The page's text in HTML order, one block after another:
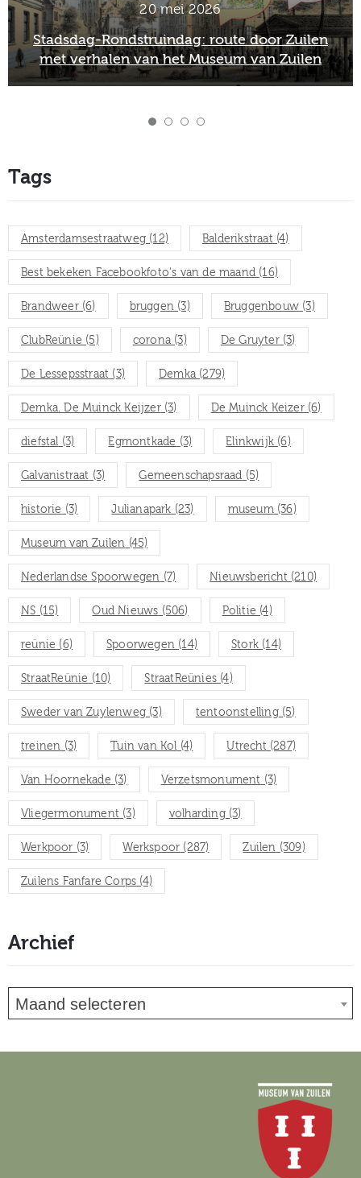
2 maart 2026
Officieel afscheid Wim van Scharenburg als
directeur van het Museum van Zuilen
Tags
Amsterdamsestraatweg (12) Balderikstraat(4)
Best bekeken Facebookfoto's van de maand (16)
Brandweer(6) bruggen (3) Bruggenbouw (3)
ClubReünie (5) corona (3) De Gruyter(3)
De Lessepsstraat (3) Demka (279)
Demka. De Muinck Keijzer(3) De Muinck Keizer(6)
diefstal (3) Egmontkade (3) Elinkwijk (6)
Galvanistraat (3) Gemeenschapsraad (5)
historie (3) Julianapark (23) museum(36)
Museum van Zuilen (45)
Nederlandse Spoorwegen (7) Nieuwsbericht(210)
NS (15) Oud Nieuws (506) Politie (4)
reünie (6) Spoorwegen (14) Stork (14)
StraatReünie (10) StraatReünies (4)
Sweder van Zuylenweg (3) tentoonstelling(5)
treinen (3) Tuin van Kol (4) Utrecht(287)
Van Hoornekade (3) Verzetsmonument (3)
Vliegermonument (3) volharding(3)
Werkpoor (3) Werkspoor (287) Zuilen (309)
Zuilens Fanfare Corps (4)
Archief
Maand selecteren